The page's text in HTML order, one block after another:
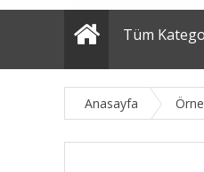
Tüm
Anasayfa